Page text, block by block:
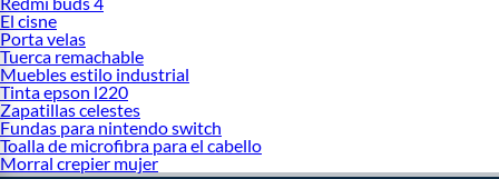
El cisne
Porta velas
Tuerca remachable
Muebles estilo industrial
Tinta epson l220
Zapatillas celestes
Fundas para nintendo switch
Toalla de microfibra para el cabello
Morral crepier mujer